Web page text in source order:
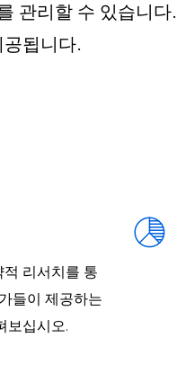
관리할 수 있습니다
됩니다.
리서치를 통
들이 제공하는
보십시오.